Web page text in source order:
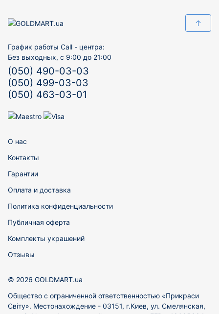
↑
График работы Call - центра:
Без выходных, с 9:00 до 21:00
(050) 490-03-03
(050) 499-03-03
(050) 463-03-01
О нас
Контакты
Гарантии
Оплата и доставка
Политика конфиденциальности
Публичная оферта
Комплекты украшений
Отзывы
© 2026 GOLDMART.ua
Общество с ограниченной ответственностью «Прикраси
Світу». Местонахождение - 03151, г.Киев, ул. Смелянская,